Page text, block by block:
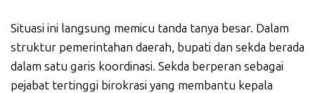
Situasi ini langsung memicu tanda tanya besar. Dalam
struktur pemerintahan daerah, bupati dan sekda berada
dalam satu garis koordinasi. Sekda berperan sebagai
pejabat tertinggi birokrasi yang membantu kepala